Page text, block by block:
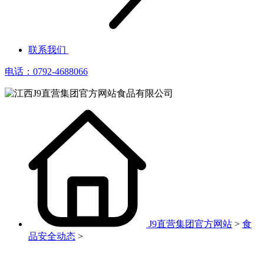
联系我们
电话：0792-4688066
J9直营集团官方网站 > 食
品安全动态 >